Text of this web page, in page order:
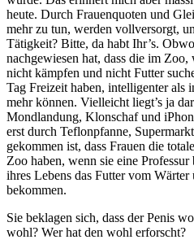
heute. Durch Frauenquoten und
mehr zu tun, werden vollversorgt,
Tätigkeit? Bitte, da habt Ihr’s.
nachgewiesen hat, dass die im
nicht kämpfen und nicht Futter
Tag Freizeit haben, intelligenter als
mehr können. Vielleicht liegt’s ja
Mondlandung, Klonschaf und
erst durch Teflonpfanne,
gekommen ist, dass Frauen die
Zoo haben, wenn sie eine
ihres Lebens das Futter vom
bekommen.
Sie beklagen sich, dass der Penis
wohl? Wer hat den wohl erforscht?